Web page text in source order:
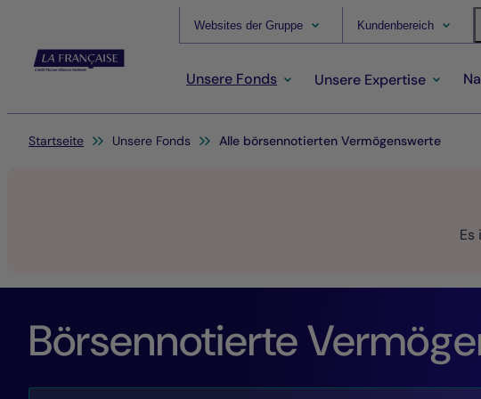
Websites der Gruppe Kundenbereich
Unsere Fonds Unsere Expertise
Sie befinden sich hier:
Startseite Unsere Fonds Alle börsennotierten Vermögenswerte
Es
Börsennotierte